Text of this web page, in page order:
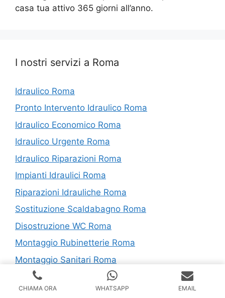
casa tua attivo 365 giorni all’anno.
I nostri servizi a Roma
Idraulico Roma
Pronto Intervento Idraulico Roma
Idraulico Economico Roma
Idraulico Urgente Roma
Idraulico Riparazioni Roma
Impianti Idraulici Roma
Riparazioni Idrauliche Roma
Sostituzione Scaldabagno Roma
Disostruzione WC Roma
Montaggio Rubinetterie Roma
Montaggio Sanitari Roma
I nostri servizi in Provincia di Roma
CHIAMA ORA WHATSAPP EMAIL